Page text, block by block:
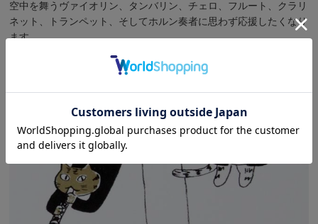
空中を舞うヴァイオリン、タンバリン、チェロ、フルート、クラリ
ネット、トランペット、そしてホルン奏者に思わず応援したくなり
ます。